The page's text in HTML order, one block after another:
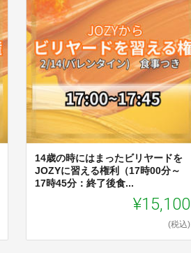
14歳の時にはまったビリヤードを
JOZYに習える権利（17時00分～
17時45分：終了後食...
¥15,100
(税込)